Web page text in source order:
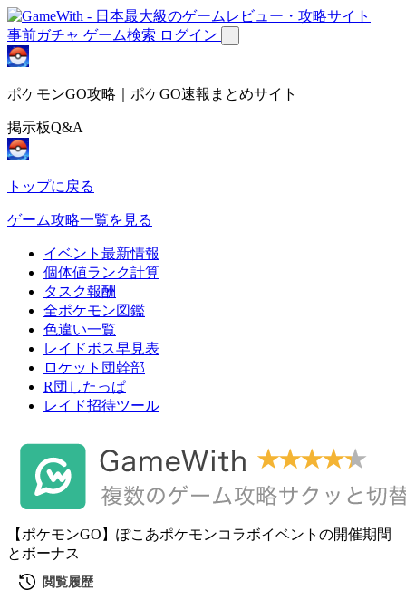
事前ガチャ ゲーム検索 ログイン
ポケモンGO攻略｜ポケGO速報まとめサイト
掲示板Q&A
トップに戻る
ゲーム攻略一覧を見る
イベント最新情報
個体値ランク計算
タスク報酬
全ポケモン図鑑
色違い一覧
レイドボス早見表
ロケット団幹部
R団したっぱ
レイド招待ツール
【ポケモンGO】ぽこあポケモンコラボイベントの開催期間
とボーナス